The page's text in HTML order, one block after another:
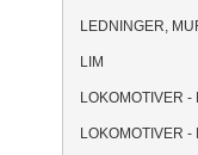
LEDNINGER,
LIM
LOKOMOTIVER -
LOKOMOTIVER -